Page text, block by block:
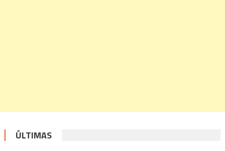
ÚLTIMAS